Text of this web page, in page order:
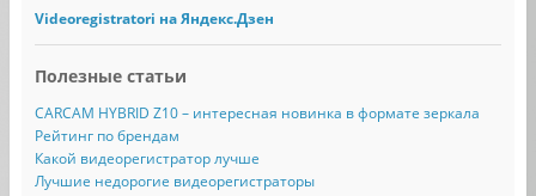
Videoregistratori на Яндекс.Дзен
Полезные статьи
CARCAM HYBRID Z10 – интересная новинка в формате зеркала
Рейтинг по брендам
Какой видеорегистратор лучше
Лучшие недорогие видеорегистраторы